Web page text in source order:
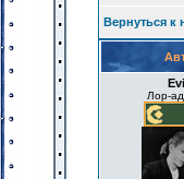
Вернуться к
Лор-